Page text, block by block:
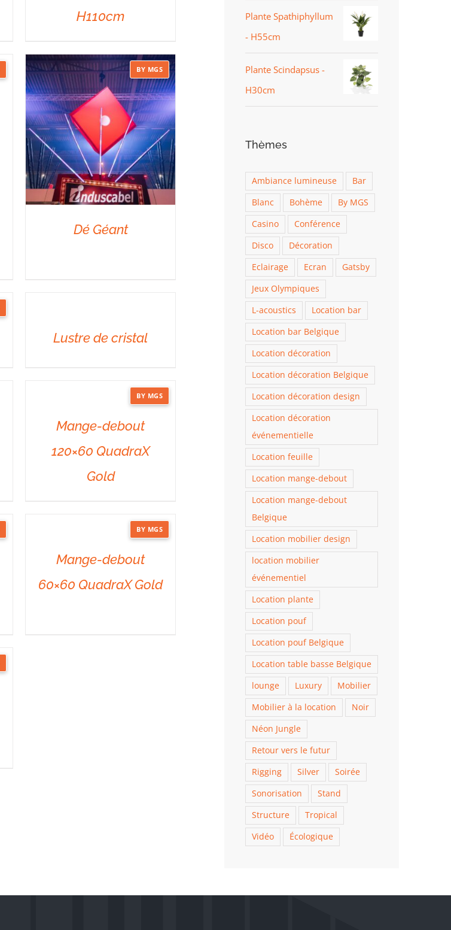
H110cm
BY MGS
Dé Géant
Lustre de cristal
BY MGS
Mange-debout
120×60 QuadraX
Gold
BY MGS
Mange-debout
60×60 QuadraX Gold
Plante Spathiphyllum
- H55cm
Plante Scindapsus -
H30cm
Thèmes
Ambiance lumineuse
Bar
Blanc
Bohème
By MGS
Casino
Conférence
Disco
Décoration
Eclairage
Ecran
Gatsby
Jeux Olympiques
L-acoustics
Location bar
Location bar Belgique
Location décoration
Location décoration Belgique
Location décoration design
Location décoration
événementielle
Location feuille
Location mange-debout
Location mange-debout
Belgique
Location mobilier design
location mobilier
événementiel
Location plante
Location pouf
Location pouf Belgique
Location table basse Belgique
lounge
Luxury
Mobilier
Mobilier à la location
Noir
Néon Jungle
Retour vers le futur
Rigging
Silver
Soirée
Sonorisation
Stand
Structure
Tropical
Vidéo
Écologique